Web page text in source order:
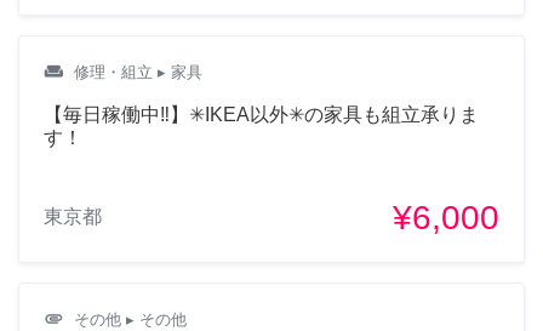
weekend 修理・組立 ▸ 家具
【毎日稼働中‼︎】✳︎IKEA以外✳︎の家具も組立承りま
す！
東京都 ¥6,000
attachment その他 ▸ その他